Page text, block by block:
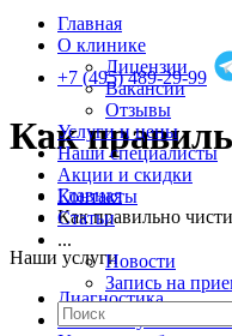
Главная
О клинике
Лицензии
Вакансии
Отзывы
Услуги и цены
Наши специалисты
Акции и скидки
Контакты
Статьи
...
Новости
Запись на
+7 (495) 489-29-99
Как
Главная
Как правильно
Наши услуги
Диагностика
Гигиена зубов и